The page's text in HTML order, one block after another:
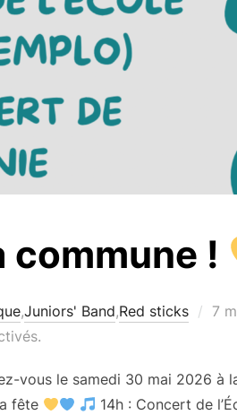
commune !
,Juniors' Band,Red sticks 7
vous le samedi 30 mai 2026 à
fête
14h : Concert de